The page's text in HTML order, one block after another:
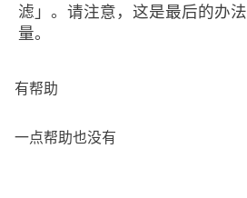
滤」。请注意，这是最后的办
量。
有帮助
一点帮助也没有